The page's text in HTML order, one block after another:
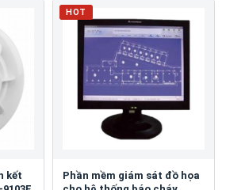
kết
HOT
Phần mềm giám sát đồ họa